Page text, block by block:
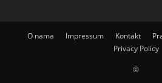
O nama Impressum Kontakt
Privacy Policy
©